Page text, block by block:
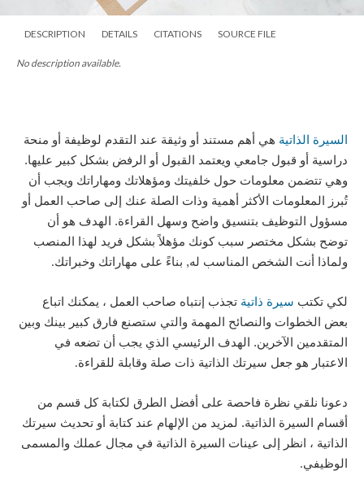
DESCRIPTION DETAILS CITATIONS SOURCE FILE
No description available.
السيرة الذاتية هي أهم مستند أو وثيقة عند التقدم لوظيفة أو منحة
دراسية أو قبول جامعي ويعتمد القبول أو الرفض بشكل كبير عليها.
وهي تتضمن معلومات حول خلفيتك ومؤهلاتك ومهاراتك ويجب أن
تُبرز المعلومات الأكثر أهمية وذات الصلة عنك إلى صاحب العمل أو
مسؤول التوظيف بتنسيق واضح وسهل القراءة. الهدف هو أن
توضح بشكل مختصر سبب كونك مؤهلاً بشكل فريد لهذا المنصب
ولماذا أنت الشخص المناسب له, بناءً على مهاراتك وخبراتك.
لكي تكتب سيرة ذاتية تجذب إنتباه صاحب العمل ، يمكنك اتباع
بعض الخطوات والنصائح المهمة والتي ستصنع فارق كبير بينك وبين
المتقدمين الآخرين. الهدف الرئيسي الذي يجب أن تضعه في
الاعتبار هو جعل سيرتك الذاتية ذات صلة وقابلة للقراءة.
دعونا نلقي نظرة فاحصة على أفضل الطرق لكتابة كل قسم من
أقسام السيرة الذاتية. لمزيد من الإلهام عند كتابة أو تحديث سيرتك
الذاتية ، انظر إلى عينات السيرة الذاتية في مجال عملك والمسمى
الوظيفي.